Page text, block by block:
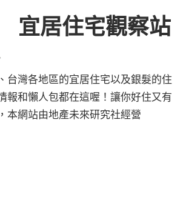
宜居住宅觀察站
台灣各地區的宜居住宅以及銀髮的住
報和懶人包都在這喔！讓你好住又有
本網站由地產未來研究社經營